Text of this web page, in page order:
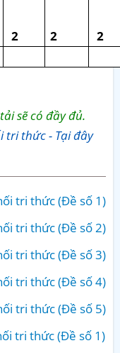
2 2
2
sẽ có đầy đủ.
tri thức - Tại đây
tri thức (Đề số 1)
tri thức (Đề số 2)
tri thức (Đề số 3)
tri thức (Đề số 4)
tri thức (Đề số 5)
tri thức (Đề số 1)